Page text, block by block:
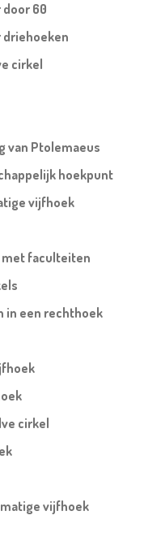
60
driehoeken
cirkel
van Ptolemaeus
hoekpunt
vijfhoek
faculteiten
in een rechthoek
cirkel
vijfhoek